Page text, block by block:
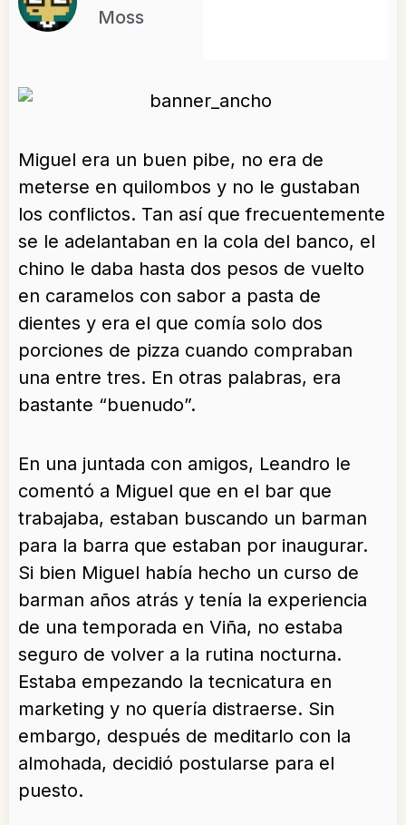
Moss
Miguel era un buen pibe, no era de
meterse en quilombos y no le gustaban
los conflictos. Tan así que frecuentemente
se le adelantaban en la cola del banco, el
chino le daba hasta dos pesos de vuelto
en caramelos con sabor a pasta de
dientes y era el que comía solo dos
porciones de pizza cuando compraban
una entre tres. En otras palabras, era
bastante “buenudo”.
En una juntada con amigos, Leandro le
comentó a Miguel que en el bar que
trabajaba, estaban buscando un barman
para la barra que estaban por inaugurar.
Si bien Miguel había hecho un curso de
barman años atrás y tenía la experiencia
de una temporada en Viña, no estaba
seguro de volver a la rutina nocturna.
Estaba empezando la tecnicatura en
marketing y no quería distraerse. Sin
embargo, después de meditarlo con la
almohada, decidió postularse para el
puesto.